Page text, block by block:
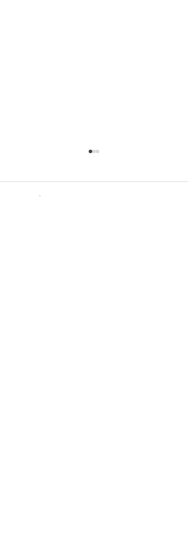
コメント